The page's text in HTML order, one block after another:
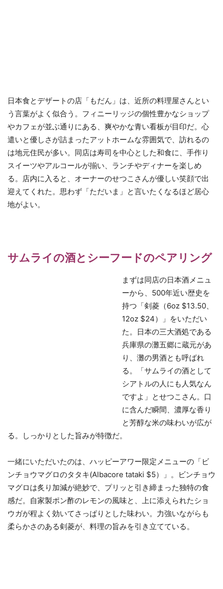
日本食とデザートの店「もだん」は、近所の料理屋さんとい
う言葉がよく似合う。フィニーリッジの個性豊かなショップ
やカフェが並ぶ通りにある、爽やかな青い看板が目印だ。心
遣いと優しさが詰まったアットホームな雰囲気で、訪れるの
は地元住民が多い。同店は寿司を中心とした和食に、手作り
スイーツやアルコールが揃い、ランチやディナーを楽しめ
る。店内に入ると、オーナーのせつこさんが優しい笑顔で出
迎えてくれた。思わず「ただいま」と言いたくなるほど居心
地がよい。
サムライの酒とシーフードのペアリング
まずは同店の日本酒メニュ
ーから、500年近い歴史を
持つ「剣菱（6oz $13.50、
12oz $24）」をいただい
た。日本の三大酒処である
兵庫県の灘五郷に蔵元があ
り、灘の男酒とも呼ばれ
る。「サムライの酒として
シアトルの人にも人気なん
ですよ」とせつこさん。口
に含んだ瞬間、濃厚な香り
と芳醇な米の味わいが広が
る。しっかりとした旨みが特徴だ。
一緒にいただいたのは、ハッピーアワー限定メニューの「ビ
ンチョウマグロのタタキ(Albacore tataki $5）」。ビンチョウ
マグロは炙り加減が絶妙で、プリッと引き締まった独特の食
感だ。自家製ポン酢のレモンの風味と、上に添えられたショ
ウガが程よく効いてさっぱりとした味わい。力強いながらも
柔らかさのある剣菱が、料理の旨みを引き立てている。